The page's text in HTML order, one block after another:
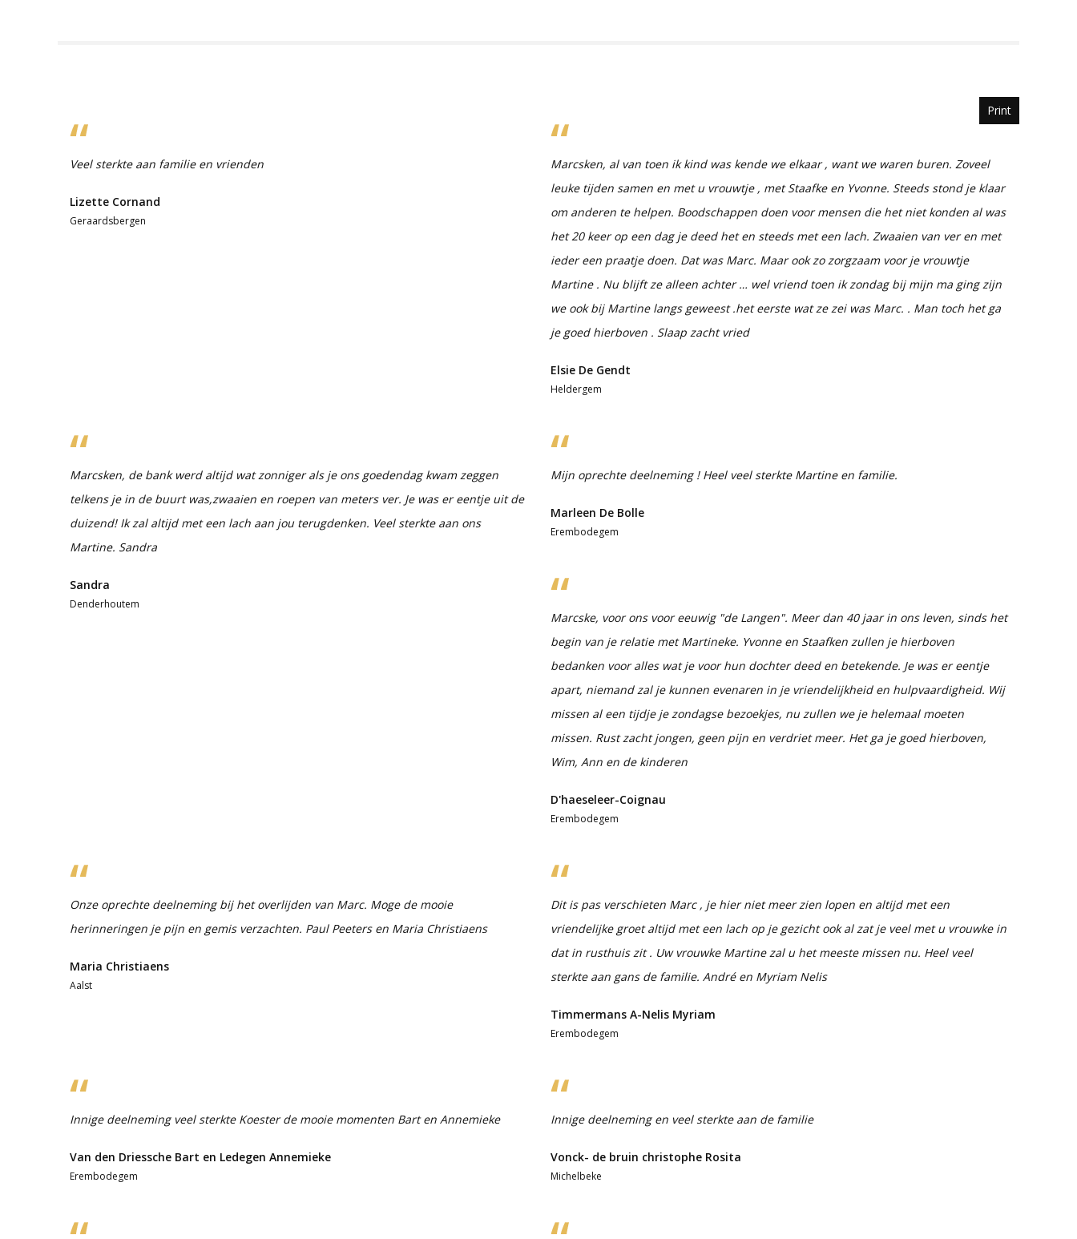
Print
Veel sterkte aan familie en vrienden
Lizette Cornand
Geraardsbergen
Marcsken, al van toen ik kind was kende we elkaar , want we waren buren. Zoveel
leuke tijden samen en met u vrouwtje , met Staafke en Yvonne. Steeds stond je klaar
om anderen te helpen. Boodschappen doen voor mensen die het niet konden al was
het 20 keer op een dag je deed het en steeds met een lach. Zwaaien van ver en met
ieder een praatje doen. Dat was Marc. Maar ook zo zorgzaam voor je vrouwtje
Martine . Nu blijft ze alleen achter … wel vriend toen ik zondag bij mijn ma ging zijn
we ook bij Martine langs geweest .het eerste wat ze zei was Marc. . Man toch het ga
je goed hierboven . Slaap zacht vried
Elsie De Gendt
Heldergem
Marcsken, de bank werd altijd wat zonniger als je ons goedendag kwam zeggen
telkens je in de buurt was,zwaaien en roepen van meters ver. Je was er eentje uit de
duizend! Ik zal altijd met een lach aan jou terugdenken. Veel sterkte aan ons
Martine. Sandra
Sandra
Denderhoutem
Mijn oprechte deelneming ! Heel veel sterkte Martine en familie.
Marleen De Bolle
Erembodegem
Marcske, voor ons voor eeuwig "de Langen". Meer dan 40 jaar in ons leven, sinds het
begin van je relatie met Martineke. Yvonne en Staafken zullen je hierboven
bedanken voor alles wat je voor hun dochter deed en betekende. Je was er eentje
apart, niemand zal je kunnen evenaren in je vriendelijkheid en hulpvaardigheid. Wij
missen al een tijdje je zondagse bezoekjes, nu zullen we je helemaal moeten
missen. Rust zacht jongen, geen pijn en verdriet meer. Het ga je goed hierboven,
Wim, Ann en de kinderen
D'haeseleer-Coignau
Erembodegem
Onze oprechte deelneming bij het overlijden van Marc. Moge de mooie
herinneringen je pijn en gemis verzachten. Paul Peeters en Maria Christiaens
Maria Christiaens
Aalst
Dit is pas verschieten Marc , je hier niet meer zien lopen en altijd met een
vriendelijke groet altijd met een lach op je gezicht ook al zat je veel met u vrouwke in
dat in rusthuis zit . Uw vrouwke Martine zal u het meeste missen nu. Heel veel
sterkte aan gans de familie. André en Myriam Nelis
Timmermans A-Nelis Myriam
Erembodegem
Innige deelneming veel sterkte Koester de mooie momenten Bart en Annemieke
Van den Driessche Bart en Ledegen Annemieke
Erembodegem
Innige deelneming en veel sterkte aan de familie
Vonck- de bruin christophe Rosita
Michelbeke